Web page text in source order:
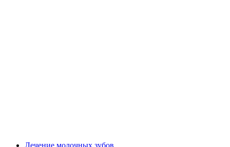
Лечение молочных зубов